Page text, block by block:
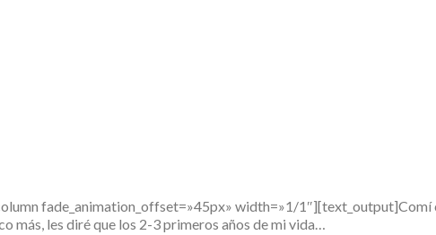
fade_animation_offset=»45px» width=»1/1″][text_output]Comí
más, les diré que los 2-3 primeros años de mi vida…